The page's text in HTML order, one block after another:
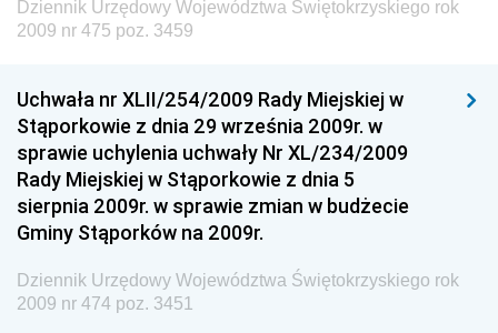
Społecznej
Dziennik Urzędowy Ministra Rozwoju
Dziennik Urzędowy Ministra Infrastruktury i
Budownictwa
Dziennik Urzędowy Ministra Gospodarki Morskiej i
Żeglugi Śródlądowej
Dziennik Urzędowy Ministra Energii
Dziennik Urzędowy Ministra Finansów
Dziennik Urzędowy Województwa Świętokrzyskiego rok
2009 nr 475 poz. 3459
Uchwała nr XLII/254/2009 Rady Miejskiej w
Stąporkowie z dnia 29 września 2009r. w
sprawie uchylenia uchwały Nr XL/234/2009
Rady Miejskiej w Stąporkowie z dnia 5
sierpnia 2009r. w sprawie zmian w budżecie
Gminy Stąporków na 2009r.
Dziennik Urzędowy Województwa Świętokrzyskiego rok
2009 nr 474 poz. 3451